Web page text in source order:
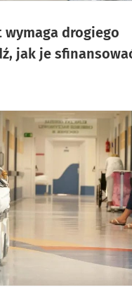
drogiego
jak je